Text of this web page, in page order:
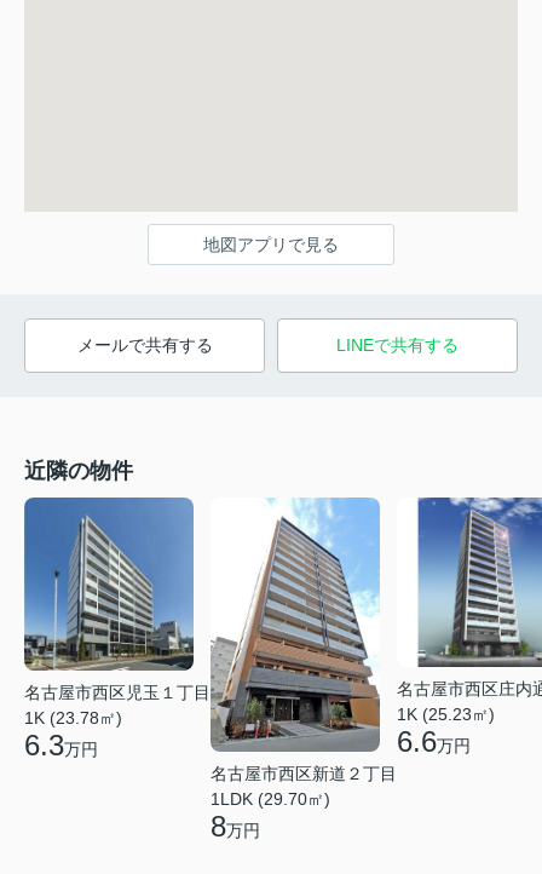
地図アプリで見る
メールで共有する LINEで共有する
近隣の物件
名古屋市西区児玉１丁目
1K (23.78㎡)
6.3万円
名古屋市西区新道２丁目
1LDK (29.70㎡)
8万円
名古屋市西区庄内
1K (25.23㎡)
6.6万円